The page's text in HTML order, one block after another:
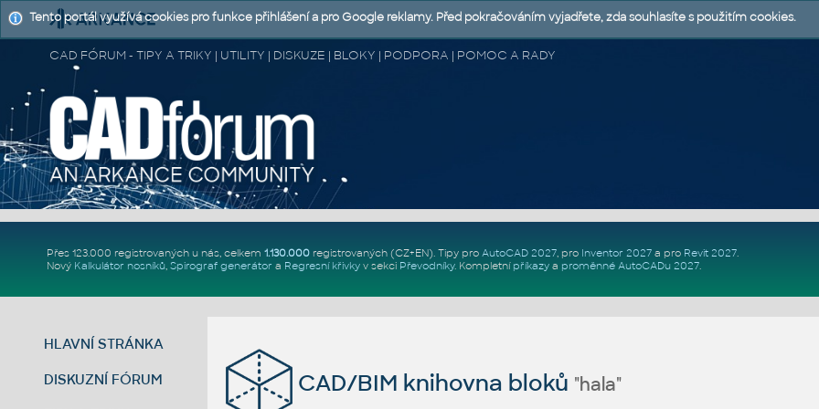
CAD FÓRUM - TIPY A TRIKY | UTILITY | DISKUZE | BLOKY | PODPORA | POMOC A RADY
Přes 123.000 registrovaných u nás, celkem 1.130.000registrovaných (CZ+EN). Tipy pro AutoCAD 2027, pro Inventor 2027a pro Revit 2027.
Nový Kalkulátor nosníků, Spirograf generátor a Regresní křivkyv sekci Převodníky. Kompletní příkazya proměnné AutoCADu 2027.
HLAVNÍ STRÁNKA
DISKUZNÍ FÓRUM CAD/BIM knihovna bloků "hala"
Tento portál využívá cookies pro funkce přihlášení a pro Google reklamy. Před pokračováním vyjadřete, zda souhlasíte s použitím cookies.